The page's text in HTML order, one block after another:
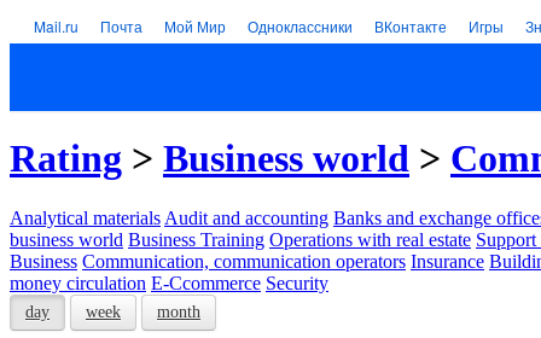
Mail.ru Почта Мой Мир Одноклассники ВКонтакте Игры
Rating > Business world >
Analytical materials Audit and accounting Banks and exchange
business world Business Training Operations with real estate Support
Business Communication, communication operators Insurance
money circulation E-Ccommerce Security
day week month